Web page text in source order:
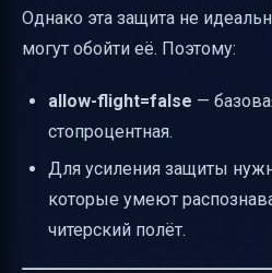
Однако эта защита не
могут обойти её. Поэтому:
allow-flight=false —
стопроцентная.
Для усиления защиты
которые умеют
читерский полёт.